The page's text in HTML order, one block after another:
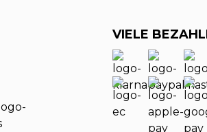
VIELE